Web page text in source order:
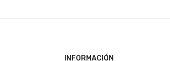
INFORMACIÓN